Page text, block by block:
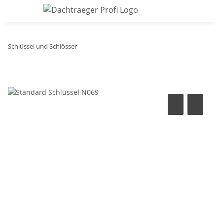
Schlüssel und Schlösser